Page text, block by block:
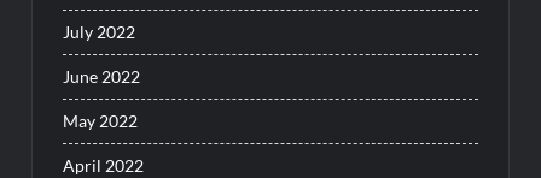
July 2022
June 2022
May 2022
April 2022